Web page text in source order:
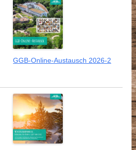
GGB-Online-Austausch 2026-2